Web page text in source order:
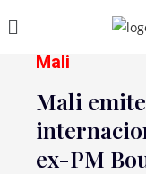
Mali
Mali
ex-PM